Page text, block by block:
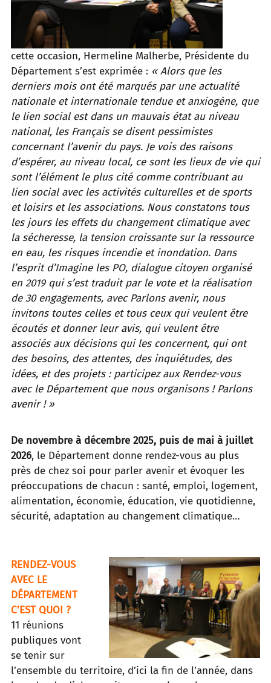
cette occasion, Hermeline Malherbe, Présidente du
Département s’est exprimée : « Alors que les
derniers mois ont été marqués par une actualité
nationale et internationale tendue et anxiogène, que
le lien social est dans un mauvais état au niveau
national, les Français se disent pessimistes
concernant l’avenir du pays. Je vois des raisons
d’espérer, au niveau local, ce sont les lieux de vie qui
sont l’élément le plus cité comme contribuant au
lien social avec les activités culturelles et de sports
et loisirs et les associations. Nous constatons tous
les jours les effets du changement climatique avec
la sécheresse, la tension croissante sur la ressource
en eau, les risques incendie et inondation. Dans
l’esprit d’Imagine les PO, dialogue citoyen organisé
en 2019 qui s’est traduit par le vote et la réalisation
de 30 engagements, avec Parlons avenir, nous
invitons toutes celles et tous ceux qui veulent être
écoutés et donner leur avis, qui veulent être
associés aux décisions qui les concernent, qui ont
des besoins, des attentes, des inquiétudes, des
idées, et des projets : participez aux Rendez-vous
avec le Département que nous organisons ! Parlons
avenir ! »
De novembre à décembre 2025, puis de mai à juillet
2026, le Département donne rendez-vous au plus
près de chez soi pour parler avenir et évoquer les
préoccupations de chacun : santé, emploi, logement,
alimentation, économie, éducation, vie quotidienne,
sécurité, adaptation au changement climatique…
RENDEZ-VOUS
AVEC LE
DÉPARTEMENT
C’EST QUOI ?
11 réunions
publiques vont
se tenir sur
l’ensemble du territoire, d’ici la fin de l’année, dans